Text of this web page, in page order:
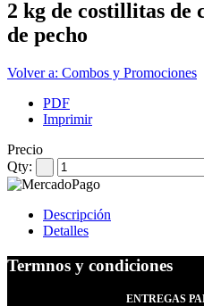
2 kg de costillitas de
de pecho
Volver a: Combos y Promociones
PDF
Imprimir
Precio
Qty:
Descripción
Detalles
Termnos y condiciones
ENTREGAS